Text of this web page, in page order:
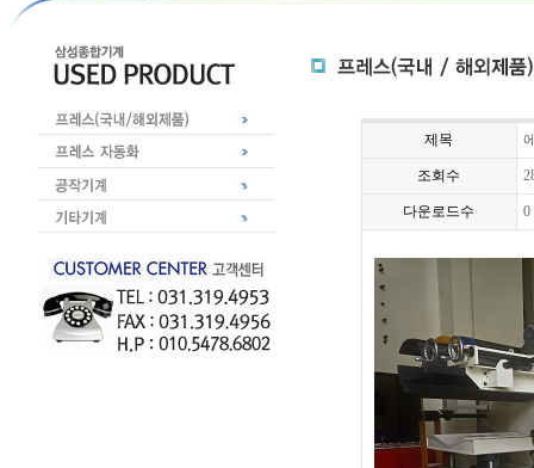
제목
조회수
다운로드수 0